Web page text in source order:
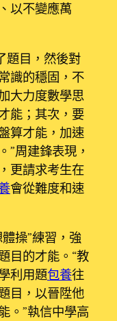
以不變應萬
目，然後對
識的穩固，不
大力度數學思
能；其次，要
算才能，加速
”周建鋒表現，
更請求考生在
會從難度和速
操”練習，強
目的才能。“教
利用題包養往
目，以晉陞他
。”執信中學高